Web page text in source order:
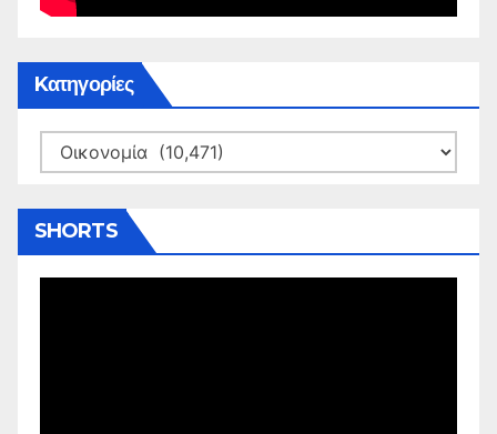
Kατηγορίες
Kατηγορίες
SHORTS